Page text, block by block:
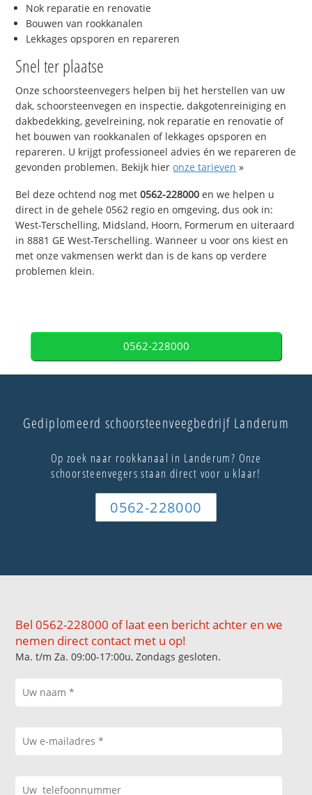
Nok reparatie en renovatie
Bouwen van rookkanalen
Lekkages opsporen en repareren
Snel ter plaatse
Onze schoorsteenvegers helpen bij het herstellen van uw
dak, schoorsteenvegen en inspectie, dakgotenreiniging en
dakbedekking, gevelreining, nok reparatie en renovatie of
het bouwen van rookkanalen of lekkages opsporen en
repareren. U krijgt professioneel advies én we repareren de
gevonden problemen. Bekijk hieronze tarieven »
Bel deze ochtend nog met0562-228000 en we helpen u
direct in de gehele 0562 regio en omgeving, dus ook in:
West-Terschelling, Midsland, Hoorn, Formerum en uiteraard
in 8881 GE West-Terschelling. Wanneer u voor ons kiest en
met onze vakmensen werkt dan is de kans op verdere
problemen klein.
0562-228000
Gediplomeerd schoorsteenveegbedrijf Landerum
Op zoek naar rookkanaal in Landerum? Onze
schoorsteenvegers staan direct voor u klaar!
0562-228000
Bel 0562-228000 of laat een bericht achter en we
nemen direct contact met u op!
Ma. t/m Za. 09:00-17:00u, Zondags gesloten.